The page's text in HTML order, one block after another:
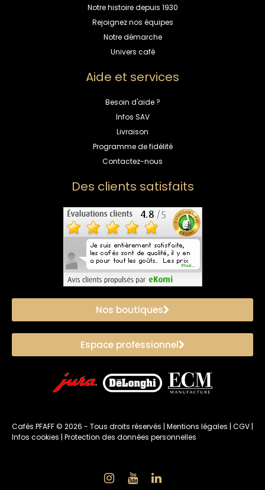
Notre histoire depuis 1930
Rejoignez nos équipes
Notre démarche
Univers café
Aide et services
Besoin d'aide ?
Infos SAV
Livraison
Programme de fidélité
Contactez-nous
Des clients satisfaits
Nos boutiques
Espace professionnel
Cafés PFAFF © 2026 - Tous droits réservés | Mentions légales | CGV |
Infos cookies | Protection des données personnelles